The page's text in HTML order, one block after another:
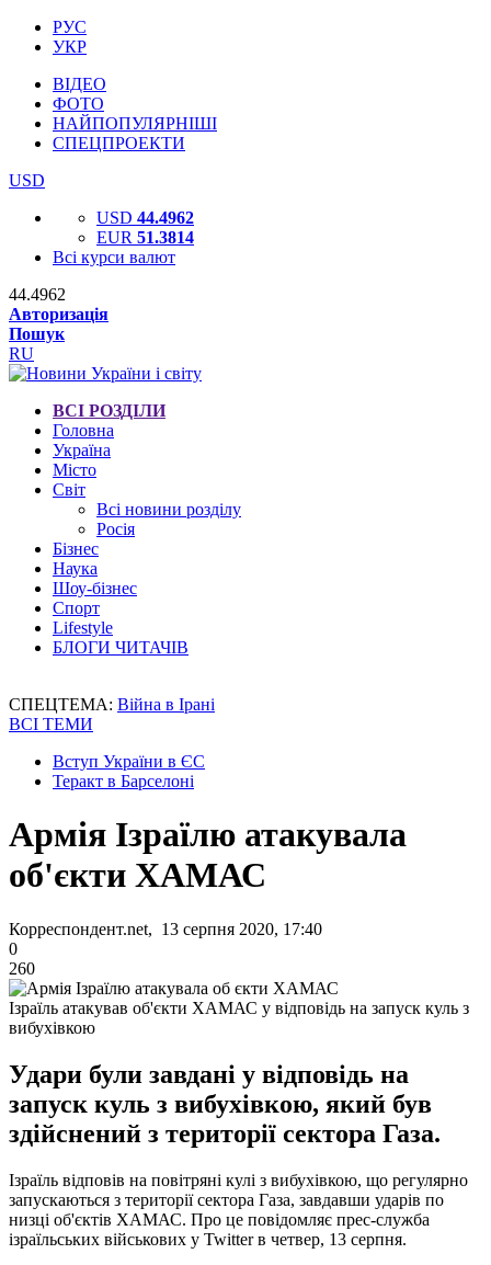
РУС
УКР
ВІДЕО
ФОТО
НАЙПОПУЛЯРНІШІ
СПЕЦПРОЕКТИ
USD
USD 44.4962
EUR 51.3814
Всі курси валют
44.4962
Авторизація
Пошук
RU
ВСІ РОЗДІЛИ
Головна
Україна
Місто
Світ
Всі новини розділу
Росія
Бізнес
Наука
Шоу-бізнес
Спорт
Lifestyle
БЛОГИ ЧИТАЧІВ
СПЕЦТЕМА: Війна в Ірані
ВСІ ТЕМИ
Вступ України в ЄС
Теракт в Барселоні
Армія Ізраїлю атакувала
об'єкти ХАМАС
Корреспондент.net, 13 серпня 2020, 17:40
0
260
Ізраїль атакував об'єкти ХАМАС у відповідь на запуск куль з
вибухівкою
Удари були завдані у відповідь на
запуск куль з вибухівкою, який був
здійснений з території сектора Газа.
Ізраїль відповів на повітряні кулі з вибухівкою, що регулярно
запускаються з території сектора Газа, завдавши ударів по
низці об'єктів ХАМАС. Про це повідомляє прес-служба
ізраїльських військових у Twitter в четвер, 13 серпня.